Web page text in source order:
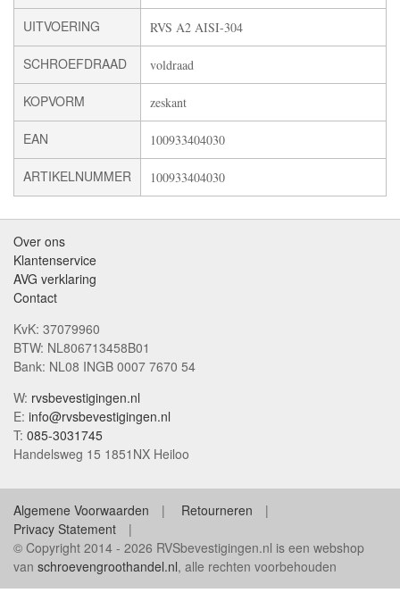
UITVOERING RVS A2 AISI-304
SCHROEFDRAAD voldraad
KOPVORM zeskant
EAN 100933404030
ARTIKELNUMMER 100933404030
Over ons
Klantenservice
AVG verklaring
Contact
KvK: 37079960
BTW: NL806713458B01
Bank: NL08 INGB 0007 7670 54
W: rvsbevestigingen.nl
E: info@rvsbevestigingen.nl
T: 085-3031745
Handelsweg 15 1851NX Heiloo
Algemene Voorwaarden
Retourneren
Privacy Statement
© Copyright 2014 - 2026 RVSbevestigingen.nl is een webshop
van schroevengroothandel.nl, alle rechten voorbehouden